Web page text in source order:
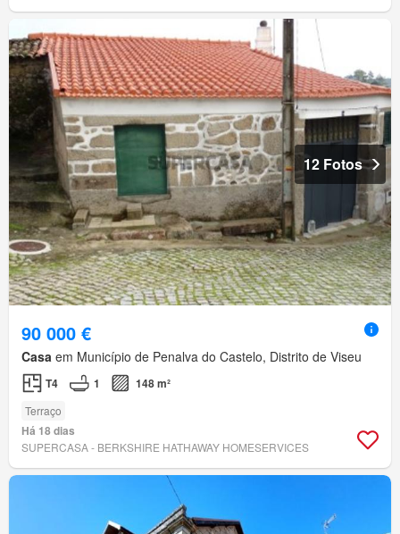
12 Fotos
90 000 €
Casa em Município de Penalva do Castelo, Distrito de Viseu
T4 1 148 m²
Terraço
Há 18 dias
SUPERCASA - BERKSHIRE HATHAWAY HOMESERVICES